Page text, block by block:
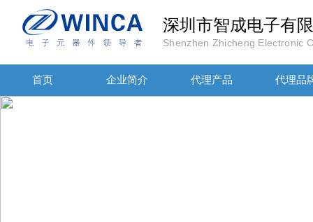
深圳市智成电子有
Shenzhen Zhicheng Electronic
首页 企业简介 代理产品 代理品